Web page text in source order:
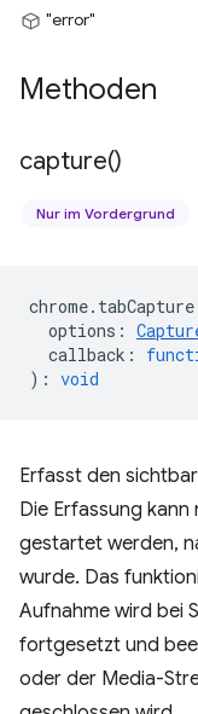
"error"
Methoden
capture()
Nur im Vordergrund
chrome. tabCapture
options :
callback :
) : void
Erfasst den
Die Erfassung kann
gestartet werden,
wurde. Das
Aufnahme wird bei
fortgesetzt und
oder der Media-